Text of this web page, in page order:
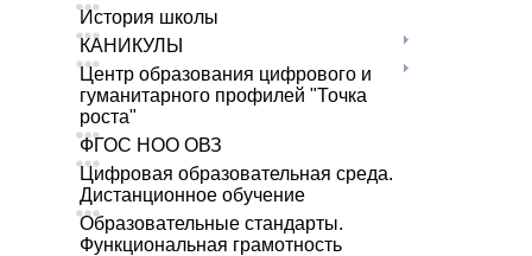
История школы
КАНИКУЛЫ
Центр образования цифрового и
гуманитарного профилей "Точка
роста"
ФГОС НОО ОВЗ
Цифровая образовательная среда.
Дистанционное обучение
Образовательные стандарты.
Функциональная грамотность